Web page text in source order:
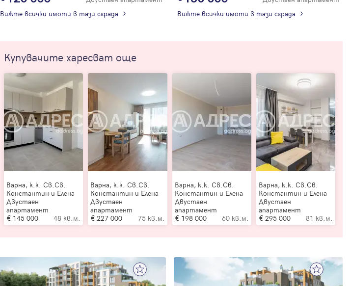
Вижте всички имоти в тази сграда
Вижте всички имоти в тази сграда
Купувачите харесват още
Варна, к.к. Св.Св.
Константин и Елена
Двустаен
апартамент
145 000
48 кв.м.
Варна, к.к. Св.Св.
Константин и Елена
Двустаен
апартамент
227 000
75 кв.м.
Варна, к.к. Св.Св.
Константин и Елена
Двустаен
апартамент
198 000
60 кв.м.
Варна, к.к. Св.Св.
Константин и Елена
Двустаен
апартамент
295 000
81 кв.м.